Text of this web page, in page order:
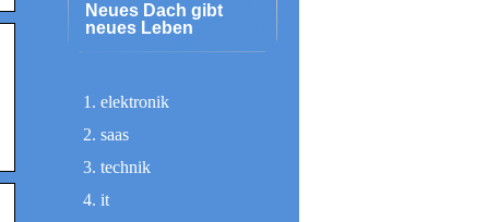
Neues Dach gibt
neues Leben
elektronik
saas
technik
it